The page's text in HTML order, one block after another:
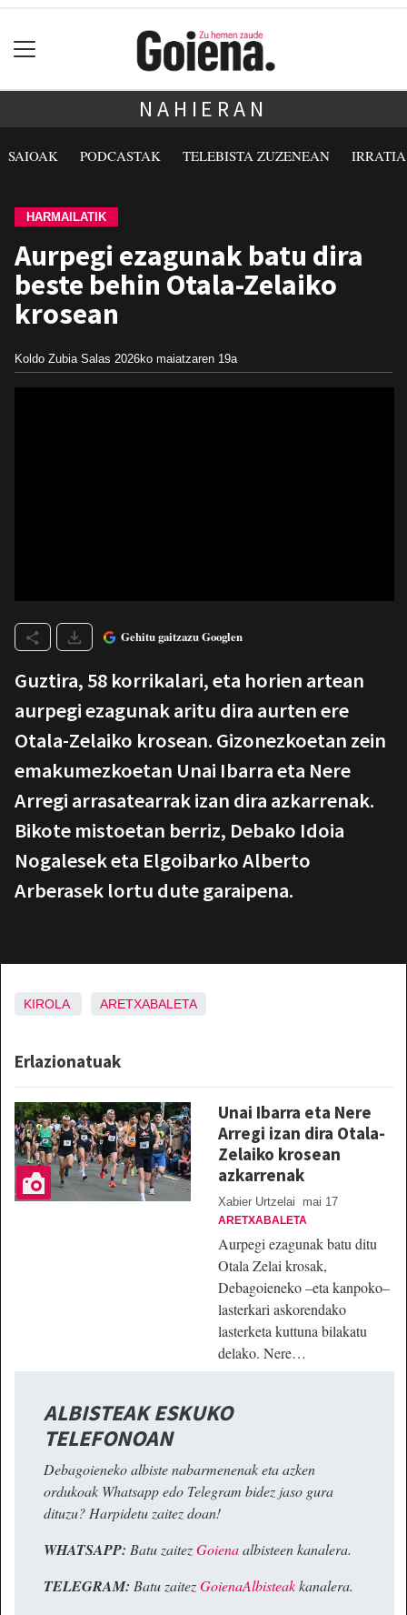
NAHIERAN
SAIOAK PODCASTAK TELEBISTA ZUZENEAN
HARMAILATIK
Aurpegi ezagunak batu dira
beste behin Otala-Zelaiko
krosean
Koldo Zubia Salas 2026ko maiatzaren 19a
Gehitu gaitzazu Googlen
Guztira, 58 korrikalari, eta horien artean
aurpegi ezagunak aritu dira aurten ere
Otala-Zelaiko krosean. Gizonezkoetan zein
emakumezkoetan Unai Ibarra eta Nere
Arregi arrasatearrak izan dira azkarrenak.
Bikote mistoetan berriz, Debako Idoia
Nogalesek eta Elgoibarko Alberto
Arberasek lortu dute garaipena.
KIROLA ARETXABALETA
Erlazionatuak
Unai Ibarra eta Nere
Arregi izan dira Otala-
Zelaiko krosean
azkarrenak
Xabier Urtzelai mai 17
ARETXABALETA
Aurpegi ezagunak batu ditu
Otala Zelai krosak,
Debagoieneko –eta kanpoko–
lasterkari askorendako
lasterketa kuttuna bilakatu
delako. Nere…
ALBISTEAK ESKUKO
TELEFONOAN
Debagoieneko albiste nabarmenenak eta azken
ordukoak Whatsapp edo Telegram bidez jaso gura
dituzu? Harpidetu zaitez doan!
WHATSAPP: Batu zaitezGoienaalbisteen kanalera.
TELEGRAM: Batu zaitezGoienaAlbisteakkanalera.